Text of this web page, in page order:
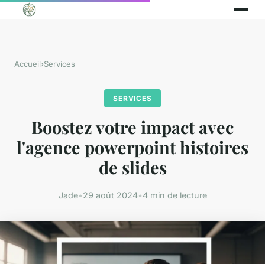
Accueil›Services
SERVICES
Boostez votre impact avec
l'agence powerpoint histoires
de slides
Jade•29 août 2024•4 min de lecture